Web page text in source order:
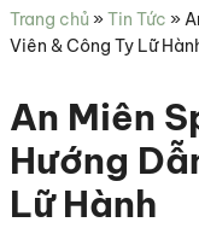
sức
khỏe
Trang chủ »Tin Tức »
Viên & Công Ty Lữ
An Miên
Hướng
Lữ Hành